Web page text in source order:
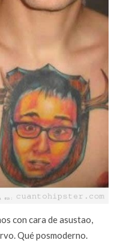
con cara de asustao,
Qué posmoderno.